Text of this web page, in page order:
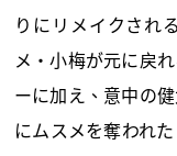
りにリメイクされ
メ・小梅が元に戻
ーに加え、意中の
にムスメを奪われ